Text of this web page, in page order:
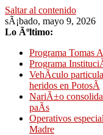
Saltar al contenido
sÃ¡bado, mayo 9, 2026
Lo Ãºltimo:
Programa Tomas
Programa
VehÃ­culo
heridos en PotosÃ­
NariÃ±o
paÃ­s
Operativos
Madre